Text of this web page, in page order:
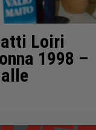
Loiri
1998 –